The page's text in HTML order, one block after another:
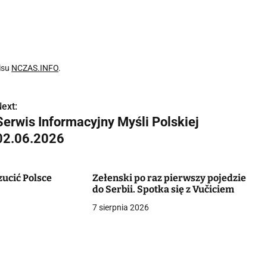
NCZAS.INFO.
Informacyjny Myśli Polskiej
Polsce
Zełenski po raz pierwszy pojedzie
do Serbii. Spotka się z Vučiciem
7 sierpnia 2026